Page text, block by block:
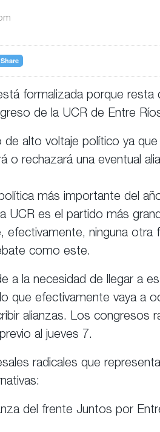
formalizada porque resta
de la UCR de Entre
alto voltaje político ya
o rechazará una eventual
más importante del
UCR es el partido más
efectivamente, ninguna otra
como este.
a la necesidad de llegar a
que efectivamente vaya a
alianzas. Los congresos
al jueves 7.
radicales que
del frente Juntos por